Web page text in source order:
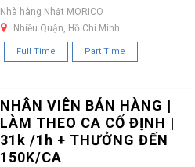
Nhà hàng Nhật MORICO
Nhiều Quận, Hồ Chí Minh
Full Time Part Time
NHÂN VIÊN BÁN HÀNG |
LÀM THEO CA CỐ ĐỊNH |
31k /1h + THƯỞNG ĐẾN
150K/CA